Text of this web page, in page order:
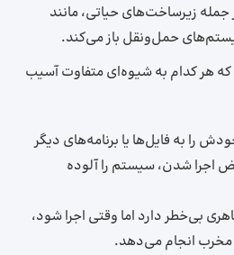
زیرساخت‌های حیاتی، مانند
حمل‌ونقل باز می‌کند.
که هر کدام به شیوه‌ای متفاوت آسیب
را به فایل‌ها یا برنامه‌های دیگر
شدن، سیستم را آلوده
بی‌خطر دارد اما وقتی اجرا شود،
انجام می‌دهد.